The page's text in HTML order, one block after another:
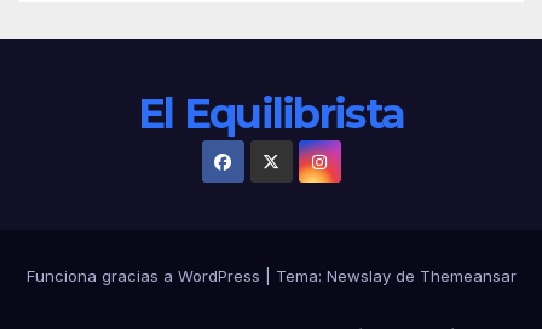
El Equilibrista
Funciona gracias a WordPress Tema: Newslayde Themeansar